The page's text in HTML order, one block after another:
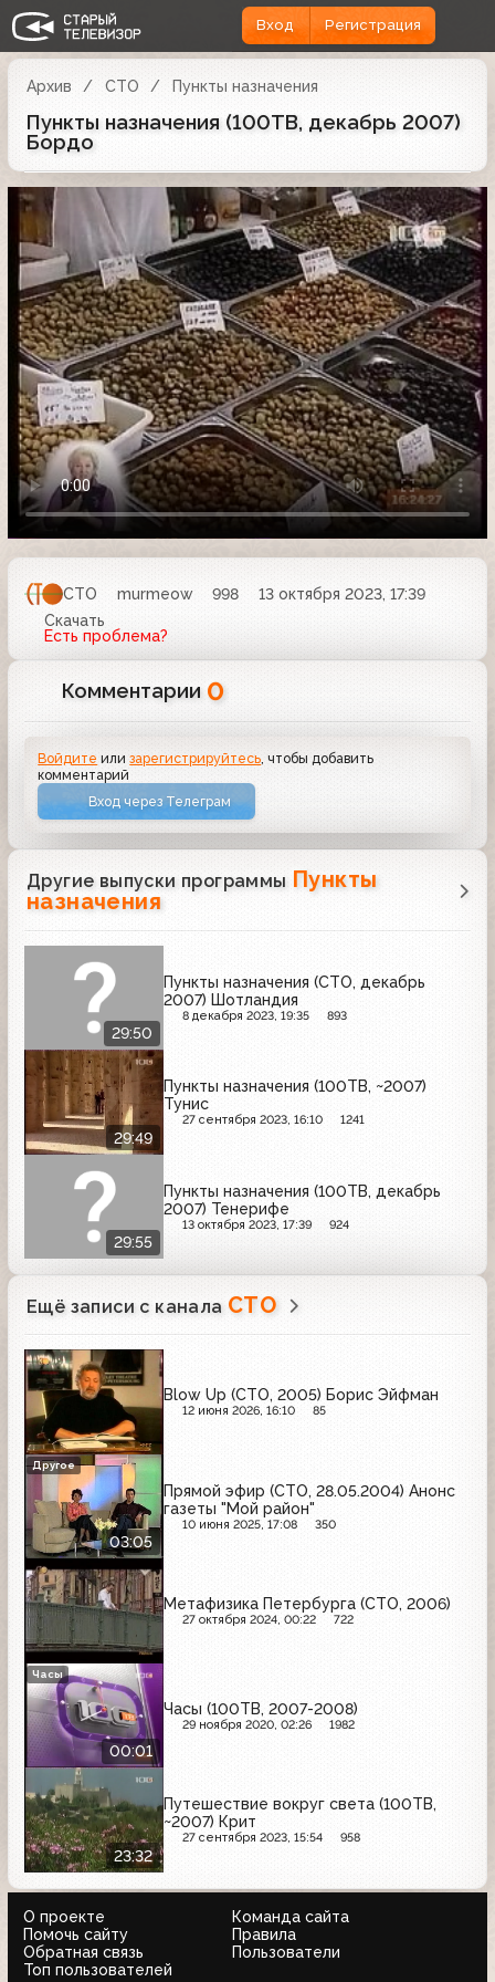
Вход Регистрация
Архив СТО Пункты назначения
Пункты назначения (100ТВ, декабрь 2007)
Бордо
СТО murmeow 998
13 октября 2023, 17:39
Скачать
Есть проблема?
Комментарии 0
Войдите илизарегистрируйтесь, чтобы добавить
комментарий
Вход через Телеграм
Другие выпуски программы Пункты
назначения
29:50
Пункты назначения (СТО, декабрь
2007) Шотландия
8 декабря 2023, 19:35 893
29:49
Пункты назначения (100ТВ, ~2007)
Тунис
27 сентября 2023, 16:10 1241
29:55
Пункты назначения (100ТВ, декабрь
2007) Тенерифе
13 октября 2023, 17:39 924
Ещё записи с канала СТО
Blow Up (СТО, 2005) Борис Эйфман
12 июня 2026, 16:10 85
03:05
Прямой эфир (СТО, 28.05.2004) Анонс
газеты "Мой район"
10 июня 2025, 17:08 350
Другое
Метафизика Петербурга (СТО, 2006)
27 октября 2024, 00:22 722
00:01
Часы (100ТВ, 2007-2008)
29 ноября 2020, 02:26 1982
Часы
23:32
Путешествие вокруг света (100ТВ,
~2007) Крит
27 сентября 2023, 15:54 958
О проекте
Команда сайта
Помочь сайту
Правила
Обратная связь
Пользователи
Топ пользователей